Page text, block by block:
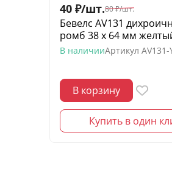
40 ₽/шт.80 ₽/шт.
Бевелс AV131
ромб 38 х 64 мм
В наличииАртикул AV131-
В корзину
Купить в один